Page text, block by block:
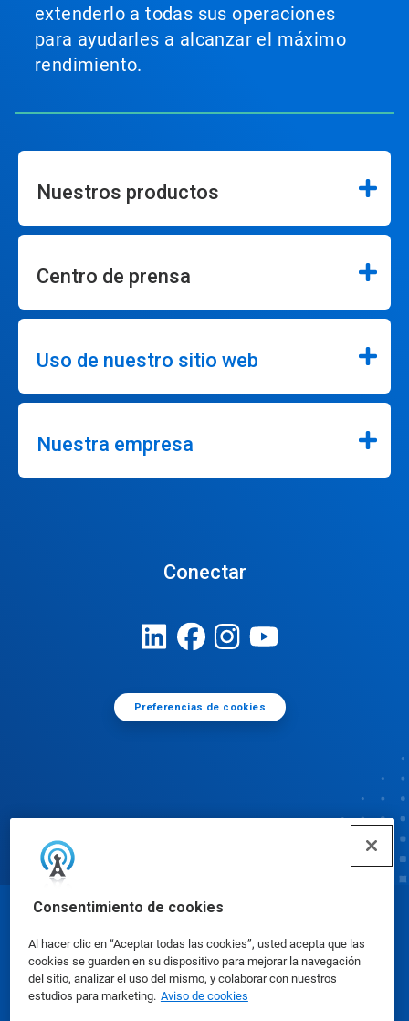
Consentimiento de cookies
Al hacer clic en “Aceptar todas las cookies”, usted acepta que las
cookies se guarden en su dispositivo para mejorar la navegación
del sitio, analizar el uso del mismo, y colaborar con nuestros
estudios para marketing. Aviso de cookies
extenderlo a todas sus operaciones
para ayudarles a alcanzar el máximo
rendimiento.
Nuestros productos
Centro de prensa
Uso de nuestro sitio web
Nuestra empresa
Conectar
Preferencias de cookies
Hojas de datos de seguridad|Política de privacidad
|condiciones de uso